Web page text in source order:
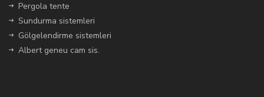
Pergola tente
Sundurma sistemleri
Gölgelendirme sistemleri
Albert geneu cam sis.